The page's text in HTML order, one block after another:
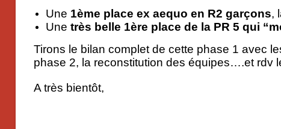
Une 1ème place ex aequo en R2 garçons,
Une très belle 1ère place de la PR 5 qui
Tirons le bilan complet de cette phase 1 avec
phase 2, la reconstitution des équipes….et rdv
A très bientôt,